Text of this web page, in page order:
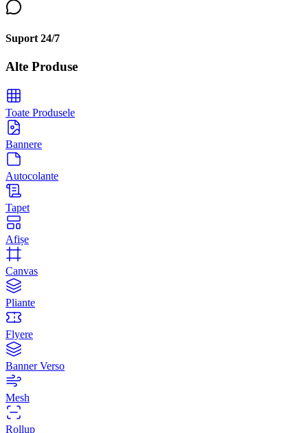
Suport 24/7
Alte Produse
Toate Produsele
Bannere
Autocolante
Tapet
Afișe
Canvas
Pliante
Flyere
Banner Verso
Mesh
Rollup